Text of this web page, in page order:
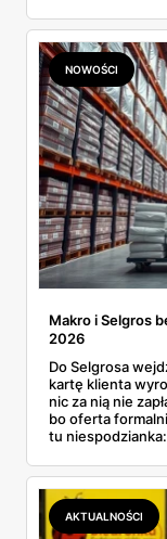
prawie 140 zł za
waflowe bronią
NOWOŚCI
Makro i Selgros
2026
Do Selgrosa
kartę klienta
nic za nią nie
bo oferta
tu
zawsze
Makro ponad
promocji dyskontu.
AKTUALNOŚCI